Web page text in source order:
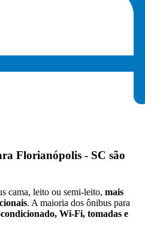
Florianópolis - SC são
cama, leito ou semi-leito, mais
. A maioria dos ônibus para
Wi-Fi, tomadas e